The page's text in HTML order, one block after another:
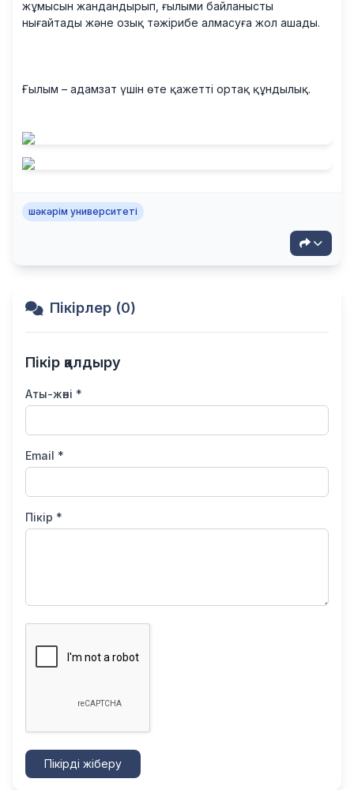
жұмысын жандандырып, ғылыми байланысты
нығайтады және озық тәжірибе алмасуға жол ашады.
Ғылым – адамзат үшін өте қажетті ортақ құндылық.
шәкәрім университеті
Пікірлер (0)
Пікір қалдыру
Аты-жөні *
Email *
Пікір *
Пікірді жіберу